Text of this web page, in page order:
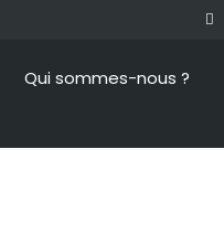
Qui sommes-nous ?